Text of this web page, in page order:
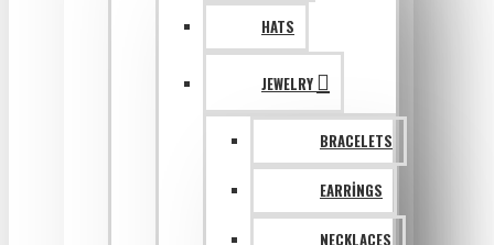
HATS
JEWELRY
BRACELETS
EARRINGS
NECKLACES